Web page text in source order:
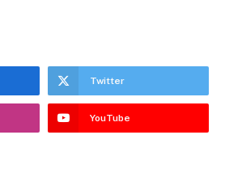
Twitter
YouTube